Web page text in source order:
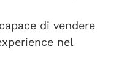
di vendere
nel